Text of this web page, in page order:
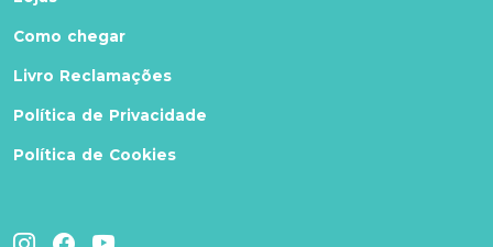
Como chegar
Livro Reclamações
Política de Privacidade
Política de Cookies